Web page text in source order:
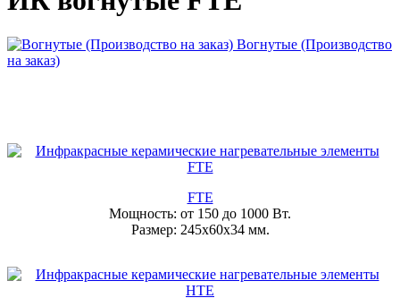
Вогнутые (Производство
на заказ)
FTE
Мощность: от 150 до 1000 Вт.
Размер: 245x60х34 мм.